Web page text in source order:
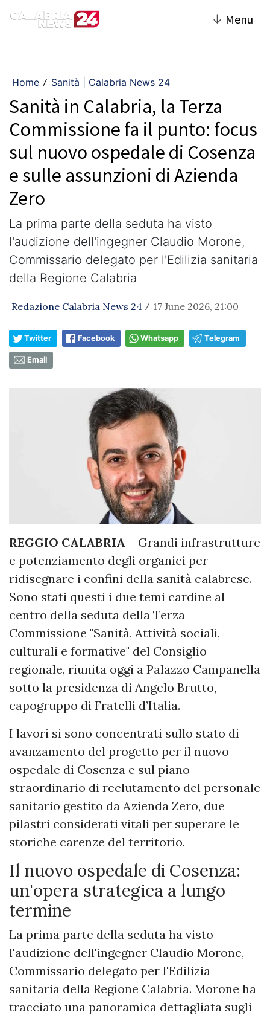
↓ Menu
Home / Sanità | Calabria News 24
Sanità in Calabria, la Terza
Commissione fa il punto: focus
sul nuovo ospedale di Cosenza
e sulle assunzioni di Azienda
Zero
La prima parte della seduta ha visto
l'audizione dell'ingegner Claudio Morone,
Commissario delegato per l'Edilizia sanitaria
della Regione Calabria
Redazione Calabria News 24 / 17 June 2026, 21:00
Twitter Facebook Whatsapp Telegram
Email
REGGIO CALABRIA – Grandi infrastrutture
e potenziamento degli organici per
ridisegnare i confini della sanità calabrese.
Sono stati questi i due temi cardine al
centro della seduta della Terza
Commissione "Sanità, Attività sociali,
culturali e formative" del Consiglio
regionale, riunita oggi a Palazzo Campanella
sotto la presidenza di Angelo Brutto,
capogruppo di Fratelli d’Italia.
I lavori si sono concentrati sullo stato di
avanzamento del progetto per il nuovo
ospedale di Cosenza e sul piano
straordinario di reclutamento del personale
sanitario gestito da Azienda Zero, due
pilastri considerati vitali per superare le
storiche carenze del territorio.
Il nuovo ospedale di Cosenza:
un'opera strategica a lungo
termine
La prima parte della seduta ha visto
l'audizione dell'ingegner Claudio Morone,
Commissario delegato per l'Edilizia
sanitaria della Regione Calabria. Morone ha
tracciato una panoramica dettagliata sugli